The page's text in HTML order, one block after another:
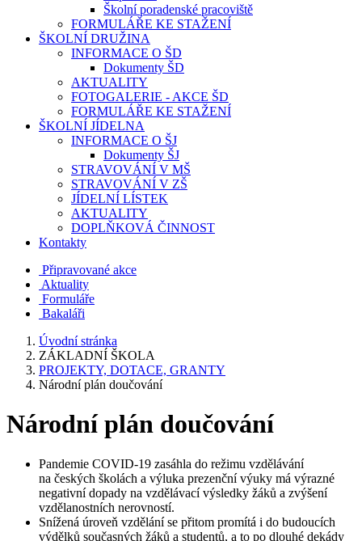
Školní poradenské pracoviště
FORMULÁŘE KE STAŽENÍ
ŠKOLNÍ DRUŽINA
INFORMACE O ŠD
Dokumenty ŠD
AKTUALITY
FOTOGALERIE - AKCE ŠD
FORMULÁŘE KE STAŽENÍ
ŠKOLNÍ JÍDELNA
INFORMACE O ŠJ
Dokumenty ŠJ
STRAVOVÁNÍ V MŠ
STRAVOVÁNÍ V ZŠ
JÍDELNÍ LÍSTEK
AKTUALITY
DOPLŇKOVÁ ČINNOST
Kontakty
Připravované akce
Aktuality
Formuláře
Bakaláři
Úvodní stránka
ZÁKLADNÍ ŠKOLA
PROJEKTY, DOTACE, GRANTY
Národní plán doučování
Národní plán doučování
Pandemie COVID-19 zasáhla do režimu vzdělávání
na českých školách a výluka prezenční výuky má výrazné
negativní dopady na vzdělávací výsledky žáků a zvýšení
vzdělanostních nerovností.
Snížená úroveň vzdělání se přitom promítá i do budoucích
výdělků současných žáků a studentů, a to po dlouhé dekády